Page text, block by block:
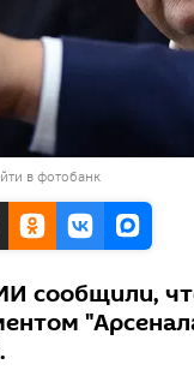
в фотобанк
сообщили,